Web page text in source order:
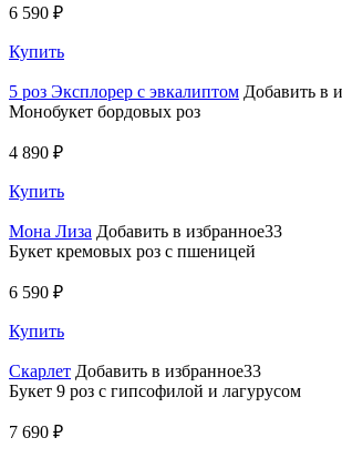
6 590 ₽
Купить
5 роз Эксплорер с эвкалиптом Добавить в
Монобукет бордовых роз
4 890 ₽
Купить
Мона Лиза Добавить в избранное33
Букет кремовых роз с пшеницей
6 590 ₽
Купить
Скарлет Добавить в избранное33
Букет 9 роз с гипсофилой и лагурусом
7 690 ₽